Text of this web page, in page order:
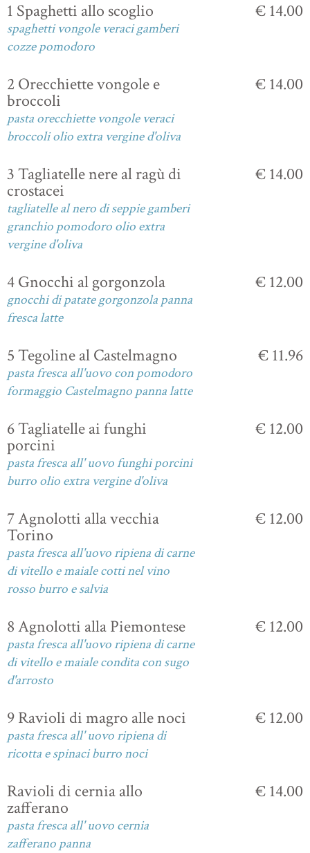
1 Spaghetti allo scoglio
spaghetti vongole veraci gamberi
cozze pomodoro
€ 14.00
2 Orecchiette vongole e
broccoli
pasta orecchiette vongole veraci
broccoli olio extra vergine d'oliva
€ 14.00
3 Tagliatelle nere al ragù di
crostacei
tagliatelle al nero di seppie gamberi
granchio pomodoro olio extra
vergine d'oliva
€ 14.00
4 Gnocchi al gorgonzola
gnocchi di patate gorgonzola panna
fresca latte
€ 12.00
5 Tegoline al Castelmagno
pasta fresca all'uovo con pomodoro
formaggio Castelmagno panna latte
€ 11.96
6 Tagliatelle ai funghi
porcini
pasta fresca all' uovo funghi porcini
burro olio extra vergine d'oliva
€ 12.00
7 Agnolotti alla vecchia
Torino
pasta fresca all'uovo ripiena di carne
di vitello e maiale cotti nel vino
rosso burro e salvia
€ 12.00
8 Agnolotti alla Piemontese
pasta fresca all'uovo ripiena di carne
di vitello e maiale condita con sugo
d'arrosto
€ 12.00
9 Ravioli di magro alle noci
pasta fresca all' uovo ripiena di
ricotta e spinaci burro noci
€ 12.00
Ravioli di cernia allo
zafferano
pasta fresca all' uovo cernia
zafferano panna
€ 14.00